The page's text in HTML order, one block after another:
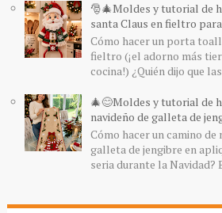
🎅🎄Moldes y tutorial de
santa Claus en fieltro
Cómo hacer un porta
fieltro (¡el adorno más
cocina!) ¿Quién dijo que
🎄😊Moldes y tutorial de
navideño de galleta de
Cómo hacer un camino de
galleta de jengibre en
seria durante la Navidad?